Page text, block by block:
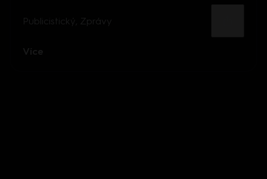
Publicistický Zprávy
Více